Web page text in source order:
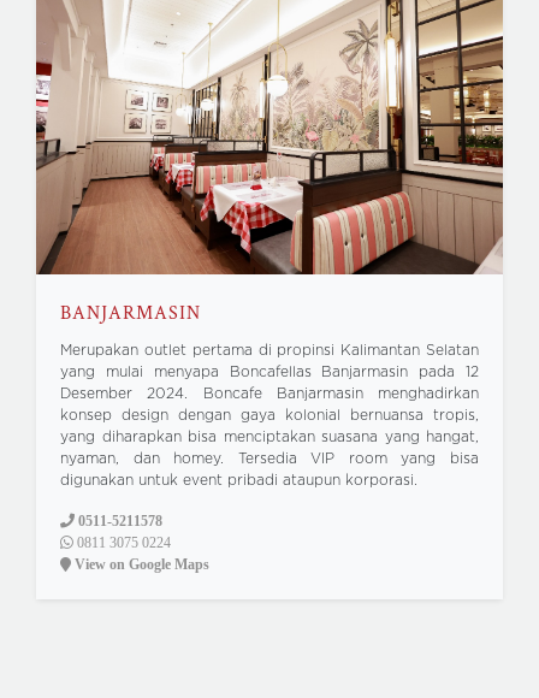
BANJARMASIN
Merupakan outlet pertama di propinsi Kalimantan Selatan
yang mulai menyapa Boncafellas Banjarmasin pada 12
Desember 2024. Boncafe Banjarmasin menghadirkan
konsep design dengan gaya kolonial bernuansa tropis,
yang diharapkan bisa menciptakan suasana yang hangat,
nyaman, dan homey. Tersedia VIP room yang bisa
digunakan untuk event pribadi ataupun korporasi.
0511-5211578
0811 3075 0224
View on Google Maps